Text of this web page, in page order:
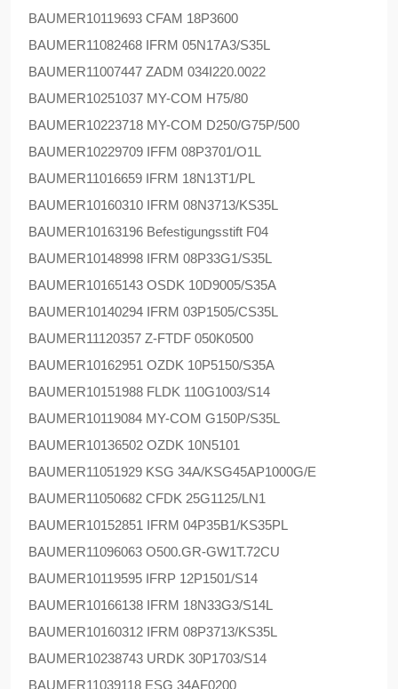
BAUMER10119693 CFAM 18P3600
BAUMER11082468 IFRM 05N17A3/S35L
BAUMER11007447 ZADM 034I220.0022
BAUMER10251037 MY-COM H75/80
BAUMER10223718 MY-COM D250/G75P/500
BAUMER10229709 IFFM 08P3701/O1L
BAUMER11016659 IFRM 18N13T1/PL
BAUMER10160310 IFRM 08N3713/KS35L
BAUMER10163196 Befestigungsstift F04
BAUMER10148998 IFRM 08P33G1/S35L
BAUMER10165143 OSDK 10D9005/S35A
BAUMER10140294 IFRM 03P1505/CS35L
BAUMER11120357 Z-FTDF 050K0500
BAUMER10162951 OZDK 10P5150/S35A
BAUMER10151988 FLDK 110G1003/S14
BAUMER10119084 MY-COM G150P/S35L
BAUMER10136502 OZDK 10N5101
BAUMER11051929 KSG 34A/KSG45AP1000G/E
BAUMER11050682 CFDK 25G1125/LN1
BAUMER10152851 IFRM 04P35B1/KS35PL
BAUMER11096063 O500.GR-GW1T.72CU
BAUMER10119595 IFRP 12P1501/S14
BAUMER10166138 IFRM 18N33G3/S14L
BAUMER10160312 IFRM 08P3713/KS35L
BAUMER10238743 URDK 30P1703/S14
BAUMER11039118 ESG 34AF0200